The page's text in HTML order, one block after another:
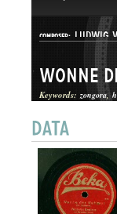
COMPOSER: LUDWIG
GENRE: DAL
Wonne
Keywords: zongora